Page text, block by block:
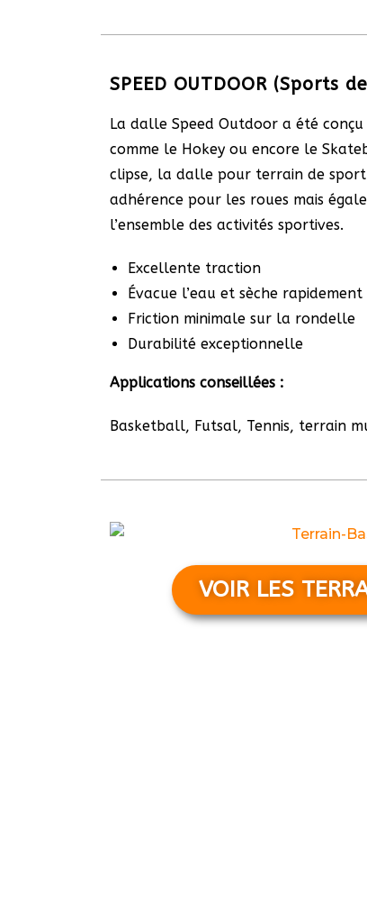
SPEED OUTDOOR (Sports
La dalle Speed Outdoor a été
comme le Hokey ou encore le
clipse, la dalle pour terrain de
adhérence pour les roues mais
l’ensemble des activités sportives.
Excellente traction
Évacue l’eau et sèche rapidement
Friction minimale sur la rondelle
Durabilité exceptionnelle
Applications conseillées :
Basketball, Futsal, Tennis, terrain
VOIR LES